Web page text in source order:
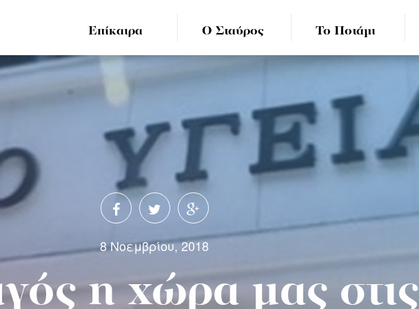
Επίκαιρα Ο Σταύρος Το Ποτάμι
8 Νοεμβρίου, 2018
η χώρα μας στις